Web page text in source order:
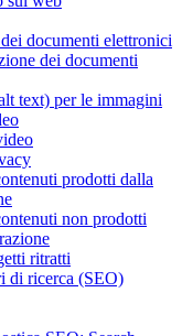
documenti elettronici
dei documenti
text) per le immagini
prodotti dalla
non prodotti
ritratti
di ricerca (SEO)